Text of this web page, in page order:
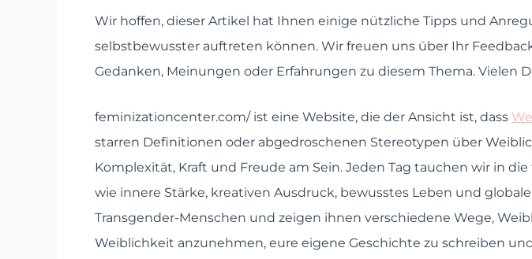
Wir hoffen, dieser Artikel hat Ihnen einige nützliche Tipps und
selbstbewusster auftreten können. Wir freuen uns über Ihr
Gedanken, Meinungen oder Erfahrungen zu diesem Thema. Vielen
feminizationcenter.com/ ist eine Website, die der Ansicht ist, dass
starren Definitionen oder abgedroschenen Stereotypen über
Komplexität, Kraft und Freude am Sein. Jeden Tag tauchen wir in
wie innere Stärke, kreativen Ausdruck, bewusstes Leben und
Transgender-Menschen und zeigen ihnen verschiedene Wege,
Weiblichkeit anzunehmen, eure eigene Geschichte zu schreiben